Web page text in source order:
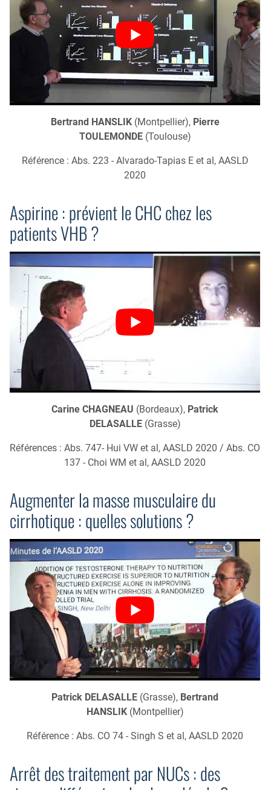
Bertrand HANSLIK(Montpellier), Pierre
TOULEMONDE(Toulouse)
Référence : Abs. 223 - Alvarado-Tapias E et al, AASLD
2020
Aspirine : prévient le CHC chez les
patients VHB ?
Carine CHAGNEAU (Bordeaux), Patrick
DELASALLE(Grasse)
Références : Abs. 747- Hui VW et al, AASLD 2020 / Abs. CO
137 - Choi WM et al, AASLD 2020
Augmenter la masse musculaire du
cirrhotique : quelles solutions ?
Patrick DELASALLE (Grasse), Bertrand
HANSLIK(Montpellier)
Référence : Abs. CO 74 - Singh S et al, AASLD 2020
Arrêt des traitement par NUCs : des